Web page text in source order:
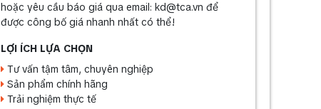
hoặc yêu cầu báo giá qua email: kd@tca.vn để
được công bố giá nhanh nhất có thể!
LỢI ÍCH LỰA CHỌN
Tư vấn tậm tâm, chuyên nghiệp
Sản phẩm chính hãng
Trải nghiệm thực tế